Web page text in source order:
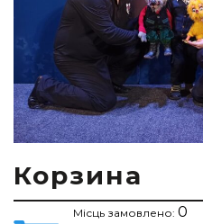
Корзина
Місць замовлено: 0